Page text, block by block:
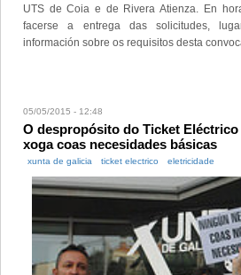
UTS de Coia e de Rivera Atienza. En
facerse a entrega das solicitudes,
información sobre os requisitos desta
05/05/2015 - 12:48
O despropósito do Ticket
xoga coas necesidades básicas
xunta de galicia ticket electrico eletricidade